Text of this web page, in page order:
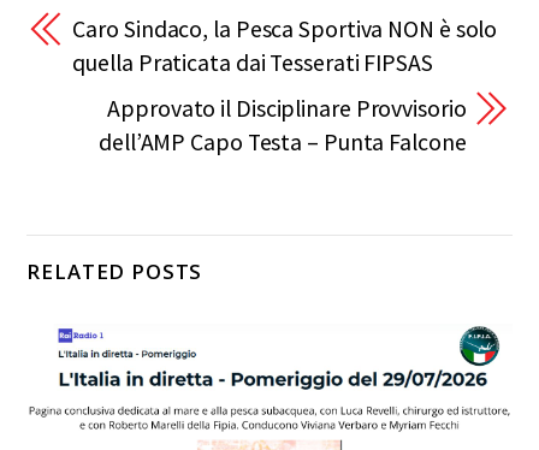
Caro Sindaco, la Pesca Sportiva NON è solo
quella Praticata dai Tesserati FIPSAS
Approvato il Disciplinare Provvisorio
dell’AMP Capo Testa – Punta Falcone
RELATED POSTS